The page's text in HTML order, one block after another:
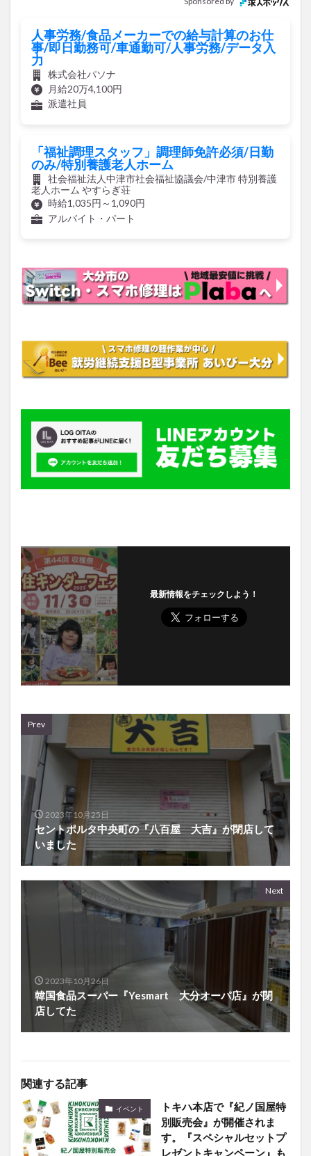
人事労務/食品メーカーでの給与計算のお仕
事/即日勤務可/車通勤可/人事労務/データ入
力
株式会社パソナ
月給20万4,100円
派遣社員
「福祉調理スタッフ」調理師免許必須/日勤
のみ/特別養護老人ホーム
社会福祉法人中津市社会福祉協議会/中津市 特別養護
老人ホーム やすらぎ荘
時給1,035円～1,090円
アルバイト・パート
最新情報をチェックしよう！
Prev
2023年10月25日
セントポルタ中央町の『八百屋 大吉』が閉店して
いました
Next
2023年10月26日
韓国食品スーパー『Yesmart 大分オーパ店』が閉
店してた
関連する記事
イベント
トキハ本店で『紀ノ国屋特
別販売会』が開催されま
す。『スペシャルセットプ
レゼントキャンペーン』も